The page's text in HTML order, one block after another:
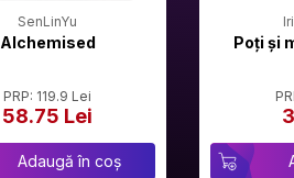
SenLinYu
Alchemised
PRP: 119.9 Lei
58.75 Lei
Adaugă în coș
Poți și